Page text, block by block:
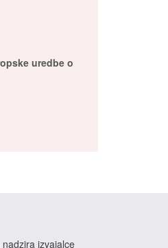
uredbe o
izvajalce